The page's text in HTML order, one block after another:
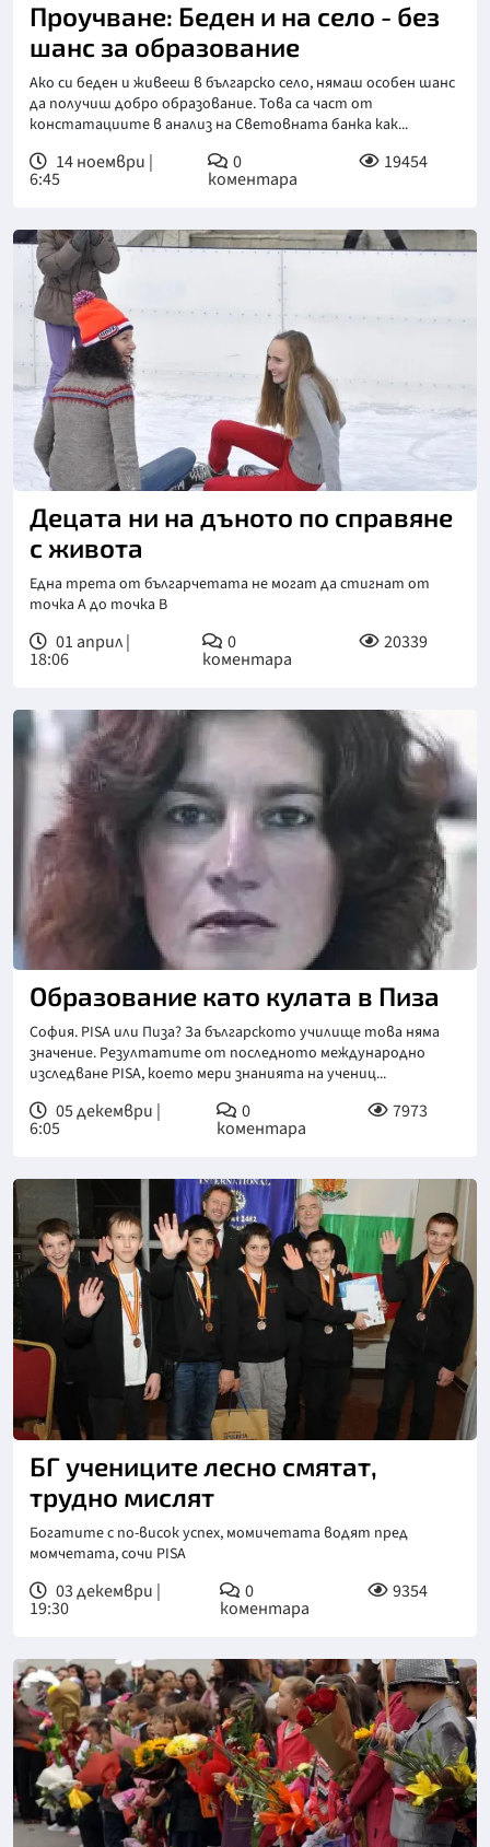
Проучване: Беден и на село - без
шанс за образование
Ако си беден и живееш в българско село, нямаш особен шанс
да получиш добро образование. Това са част от
констатациите в анализ на Световната банка как...
14 ноември |
6:45
0
коментара
19454
Децата ни на дъното по справяне
с живота
Една трета от българчетата не могат да стигнат от
точка А до точка B
01 април |
18:06
0
коментара
20339
Образование като кулата в Пиза
София. PISA или Пиза? За българското училище това няма
значение. Резултатите от последното международно
изследване PISA, което мери знанията на учениц...
05 декември |
6:05
0
коментара
7973
БГ учениците лесно смятат,
трудно мислят
Богатите с по-висок успех, момичетата водят пред
момчетата, сочи PISA
03 декември |
19:30
0
коментара
9354